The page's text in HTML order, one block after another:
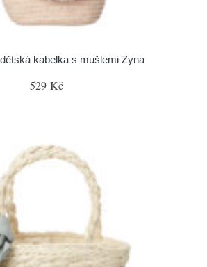
kabelka s mušlemi Zyna
529 Kč